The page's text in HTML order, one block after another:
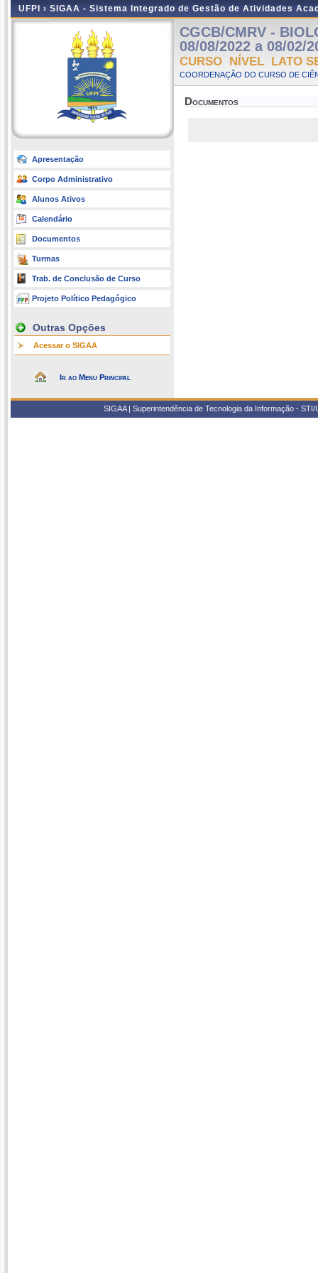
UFPI › SIGAA - Sistema Integrado de Gestão de Atividades
Apresentação
Corpo Administrativo
Alunos Ativos
Calendário
Documentos
Turmas
Trab. de Conclusão de Curso
Projeto Político Pedagógico
Outras Opções
Acessar o SIGAA
Ir ao Menu Principal
CGCB/CMRV -
08/08/2022 a 08/02/
CURSO NÍVEL LATO
COORDENAÇÃO DO CURSO DE
Documentos
SIGAA | Superintendência de Tecnologia da Informação -